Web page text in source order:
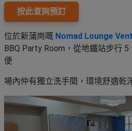
按此查詢預訂
位於新蒲崗嘅 Nomad Lounge
BBQ Party Room，從地鐵站步行
便
場內仲有獨立洗手間，環境舒適乾